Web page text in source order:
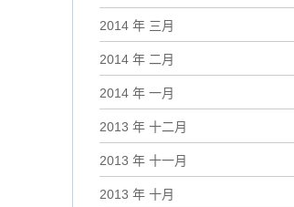
2014 年 三月
2014 年 二月
2014 年 一月
2013 年 十二月
2013 年 十一月
2013 年 十月